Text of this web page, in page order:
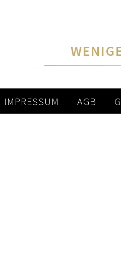
IMPRESSUM AGB